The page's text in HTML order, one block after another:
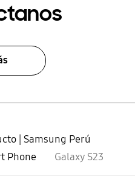
| Samsung Perú
Phone Galaxy S23